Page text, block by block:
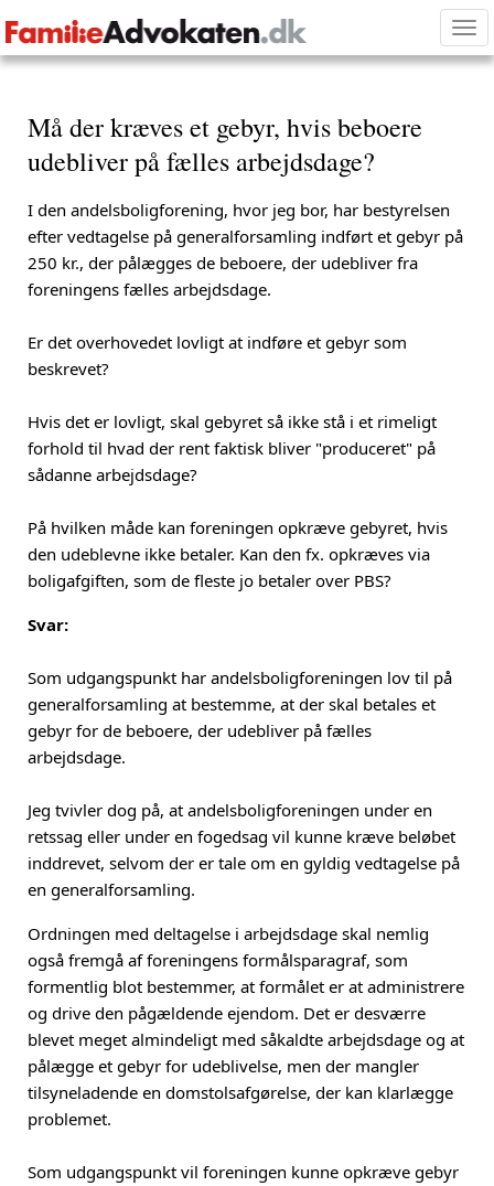
Må der kræves et gebyr, hvis beboere
udebliver på fælles arbejdsdage?
I den andelsboligforening, hvor jeg bor, har bestyrelsen
efter vedtagelse på generalforsamling indført et gebyr på
250 kr., der pålægges de beboere, der udebliver fra
foreningens fælles arbejdsdage.
Er det overhovedet lovligt at indføre et gebyr som
beskrevet?
Hvis det er lovligt, skal gebyret så ikke stå i et rimeligt
forhold til hvad der rent faktisk bliver "produceret" på
sådanne arbejdsdage?
På hvilken måde kan foreningen opkræve gebyret, hvis
den udeblevne ikke betaler. Kan den fx. opkræves via
boligafgiften, som de fleste jo betaler over PBS?
Svar:
Som udgangspunkt har andelsboligforeningen lov til på
generalforsamling at bestemme, at der skal betales et
gebyr for de beboere, der udebliver på fælles
arbejdsdage.
Jeg tvivler dog på, at andelsboligforeningen under en
retssag eller under en fogedsag vil kunne kræve beløbet
inddrevet, selvom der er tale om en gyldig vedtagelse på
en generalforsamling.
Ordningen med deltagelse i arbejdsdage skal nemlig
også fremgå af foreningens formålsparagraf, som
formentlig blot bestemmer, at formålet er at administrere
og drive den pågældende ejendom. Det er desværre
blevet meget almindeligt med såkaldte arbejdsdage og at
pålægge et gebyr for udeblivelse, men der mangler
tilsyneladende en domstolsafgørelse, der kan klarlægge
problemet.
Som udgangspunkt vil foreningen kunne opkræve gebyr